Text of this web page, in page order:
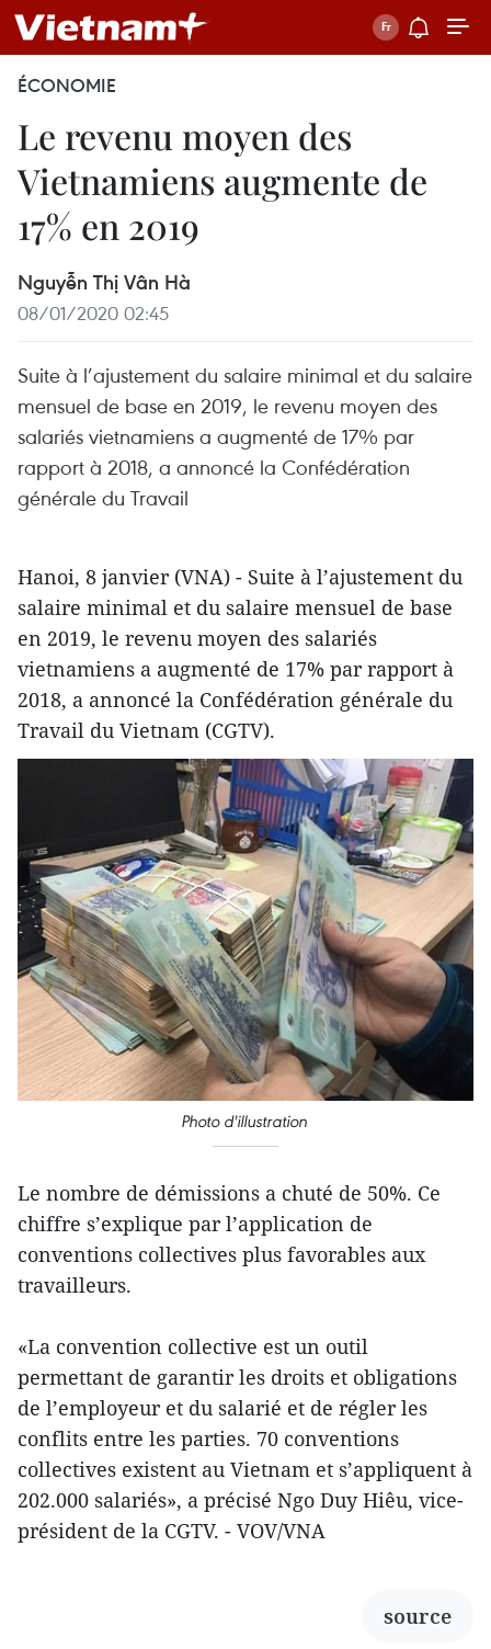
ÉCONOMIE
Le revenu moyen des
Vietnamiens augmente de
17% en 2019
Nguyễn Thị Vân Hà
08/01/2020 02:45
Suite à l’ajustement du salaire minimal et du salaire
mensuel de base en 2019, le revenu moyen des
salariés vietnamiens a augmenté de 17% par
rapport à 2018, a annoncé la Confédération
générale du Travail
Hanoi, 8 janvier (VNA) - Suite à l’ajustement du
salaire minimal et du salaire mensuel de base
en 2019, le revenu moyen des salariés
vietnamiens a augmenté de 17% par rapport à
2018, a annoncé la Confédération générale du
Travail du Vietnam (CGTV).
Photo d'illustration
Le nombre de démissions a chuté de 50%. Ce
chiffre s’explique par l’application de
conventions collectives plus favorables aux
travailleurs.
«La convention collective est un outil
permettant de garantir les droits et obligations
de l’employeur et du salarié et de régler les
conflits entre les parties. 70 conventions
collectives existent au Vietnam et s’appliquent à
202.000 salariés», a précisé Ngo Duy Hiêu, vice-
président de la CGTV. - VOV/VNA
source